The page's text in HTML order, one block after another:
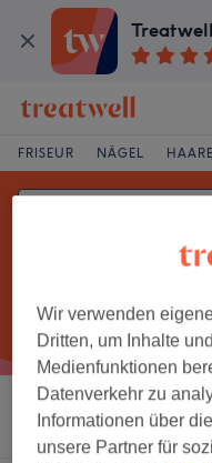
Treatwell
FRISEUR NÄGEL
Sortieren nach
Wir verwenden
Dritten, um Inhalte
Medienfunktionen
Datenverkehr zu
Informationen über
unsere Partner für